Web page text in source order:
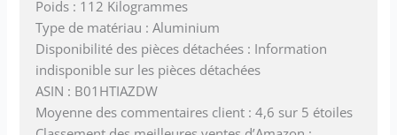
Poids : 112 Kilogrammes
Type de matériau : Aluminium
Disponibilité des pièces détachées : Information
indisponible sur les pièces détachées
ASIN : B01HTIAZDW
Moyenne des commentaires client : 4,6 sur 5 étoiles